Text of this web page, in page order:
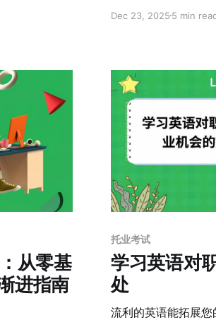
速、可持续地提高
Dec 23, 20255 min
从零基
进指南
托业考试
学习英语对
处
流利的英语能拓展您